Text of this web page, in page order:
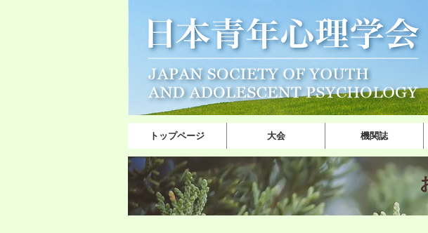
トップページ 大会 機関誌